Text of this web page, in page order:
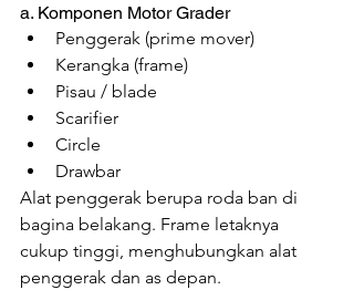
a. Komponen Motor Grader
Penggerak (prime mover)
Kerangka (frame)
Pisau / blade
Scarifier
Circle
Drawbar
Alat penggerak berupa roda ban di
bagina belakang. Frame letaknya
cukup tinggi, menghubungkan alat
penggerak dan as depan.